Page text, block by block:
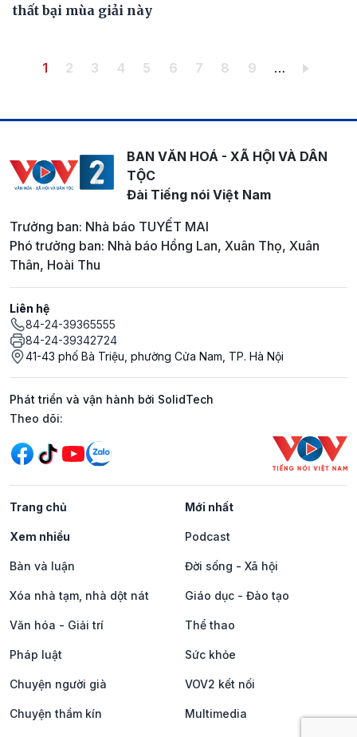
thất bại mùa giải này
Pagination
Trang hiện thời
1 Trang
2 Trang
3 Trang
4 Trang
5 Trang
6 Trang
7 Trang
8 Trang
9 …
BAN VĂN HOÁ - XÃ HỘI VÀ DÂN
TỘC
Đài Tiếng nói Việt Nam
Trưởng ban: Nhà báo TUYẾT MAI
Phó trưởng ban: Nhà báo Hồng Lan, Xuân Thọ, Xuân
Thân, Hoài Thu
Liên hệ
84-24-39365555
84-24-39342724
41-43 phố Bà Triệu, phường Cửa Nam, TP. Hà Nội
Phát triển và vận hành bởi SolidTech
Mạng xã hội
Theo dõi:
Trang chủ Mới nhất
Xem nhiều Podcast
Bàn và luận Đời sống - Xã hội
Xóa nhà tạm, nhà dột nát Giáo dục - Đào tạo
Văn hóa - Giải trí Thể thao
Pháp luật Sức khỏe
Chuyện người già VOV2 kết nối
Chuyện thầm kín Multimedia